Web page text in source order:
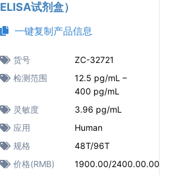
ELISA试剂盒）
一键复制产品信息
货号
ZC-32721
检测范围
12.5 pg/mL –
400 pg/mL
灵敏度
3.96 pg/mL
应用
Human
规格
48T/96T
价格(RMB)
1900.00/2400.00.00